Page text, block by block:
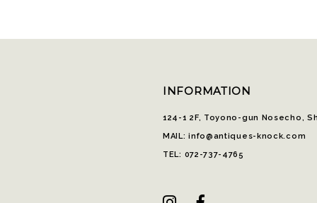
INFORMATION
124-1 2F, Toyono-gun Nosecho,
MAIL: info@antiques-knock.com
TEL: 072-737-4765